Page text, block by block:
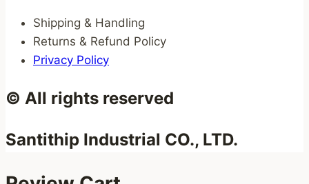
Shipping & Handling
Returns & Refund Policy
Privacy Policy
© All rights reserved
Santithip Industrial CO., LTD.